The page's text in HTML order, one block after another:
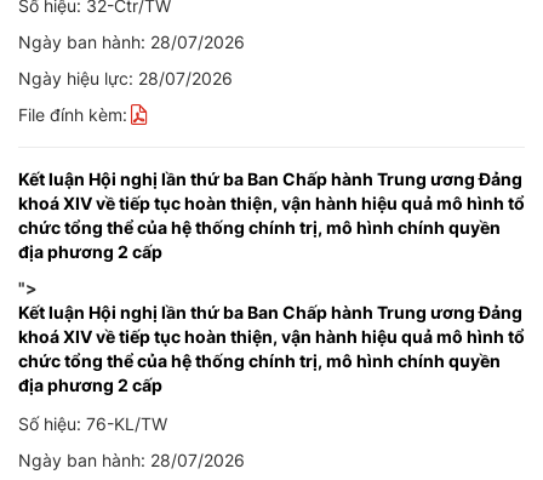
Số hiệu: 32-Ctr/TW
Ngày ban hành: 28/07/2026
Ngày hiệu lực: 28/07/2026
File đính kèm:
Kết luận Hội nghị lần thứ ba Ban Chấp hành Trung ương Đảng
khoá XIV về tiếp tục hoàn thiện, vận hành hiệu quả mô hình tổ
chức tổng thể của hệ thống chính trị, mô hình chính quyền
địa phương 2 cấp
">
Kết luận Hội nghị lần thứ ba Ban Chấp hành Trung ương Đảng
khoá XIV về tiếp tục hoàn thiện, vận hành hiệu quả mô hình tổ
chức tổng thể của hệ thống chính trị, mô hình chính quyền
địa phương 2 cấp
Số hiệu: 76-KL/TW
Ngày ban hành: 28/07/2026